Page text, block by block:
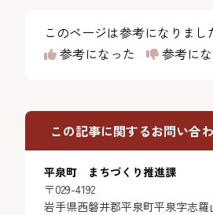
このページは参考になりまし
参考になった
参考に
この記事に関するお問い合
平泉町 まちづくり推進課
〒029-4192
岩手県西磐井郡平泉町平泉字志羅